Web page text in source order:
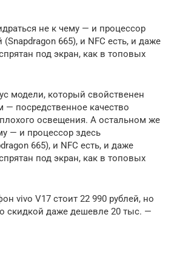
не к чему — и процессор
665), и NFC есть, и даже
под экран, как в топовых
модели, который свойственен
посредственное качество
освещения. А остальном же
— и процессор здесь
665), и NFC есть, и даже
под экран, как в топовых
vivo V17 стоит 22 990 рублей, но
скидкой даже дешевле 20 тыс. —